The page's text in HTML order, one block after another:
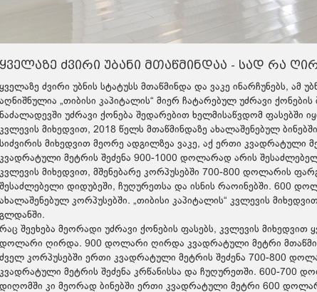
ყველაზე ძვირი უბანი მთაწმინდაა - სად რა
ყველაზე ძვირი უბნის სტატუსს მთაწმინდა და ვაკე ინარჩუნებს, ამ
აღნიშნულია „თიბისი კაპიტალის“ მიერ ჩატარებულ უძრავი
ნაძალადევში უძრავი ქონება შედარებით ხელმისაწვდომ ფასებში
კვლევის მიხედვით, 2018 წელს მთაწმინდაზე ახალაშენებულ
სიძვირის მიხედვით მეორე ადგილზეა ვაკე, აქ ერთი
კვადრატული მეტრის შეძენა 900-1000 დოლარად არის
კვლევის მიხედვით, მშენებარე კორპუსებში 700-800 დოლარის
შესაძლებელი დიდუბეში, ჩუღურეთსა და ისნის რაოინებში. 600
ახალაშენებულ კორპუსებში. „თიბისი კაპიტალის“ კვლევის
გლდანში.
რაც შეეხება მეორადი უძრავი ქონების ფასებს, კვლევის
დოლარი ღირდა. 900 დოლარი ღირდა კვადრატული მეტრი
ძველ კორპუსებში ერთი კვადრატული მეტრის შეძენა 700-800
კვადრატული მეტრის შეძენა კრწანისსა და ჩუღურეთში. 600-700
დიღომში კი მეორად ბინებში ერთი კვადრატული მეტრი 600